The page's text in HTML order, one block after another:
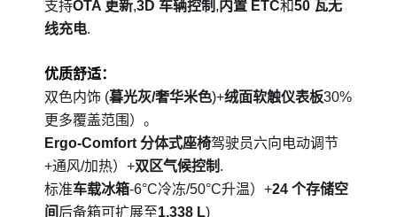
支持OTA 更新,3D 车辆控制 ,内置 ETC和50 瓦无
线充电.
优质舒适：
双色内饰 (暮光灰/奢华米色)+绒面软触仪表板30%
更多覆盖范围）。
Ergo-Comfort 分体式座椅驾驶员六向电动调节
+通风/加热）+双区气候控制 .
标准车载冰箱-6°C冷冻/50°C升温）+24 个存储空
间 后备箱可扩展至1,338 L)